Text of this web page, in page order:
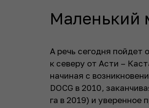
Маленький
А речь сегодня пойдет
к северу от Асти –
начиная с
DOCG в 2010,
га в 2019) и уверенное